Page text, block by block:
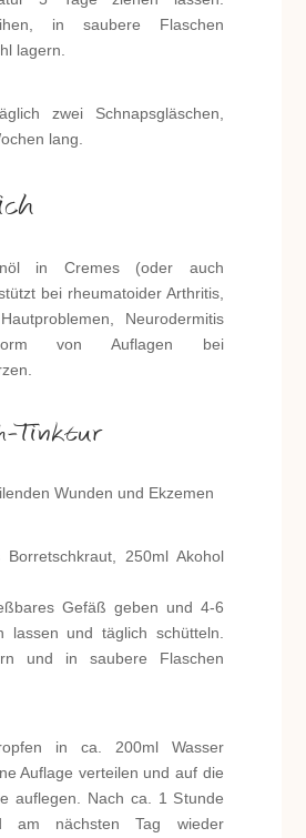
in saubere Flaschen
lagern.
zwei Schnapsgläschen,
lang.
in Cremes (oder auch
bei rheumatoider Arthritis,
Neurodermitis
von Auflagen bei
Tinktur
Wunden und Ekzemen
Borretschkraut, 250ml Akohol
Gefäß geben und 4-6
lassen und täglich schütteln.
und in saubere Flaschen
in ca. 200ml Wasser
Auflage verteilen und auf die
auflegen. Nach ca. 1 Stunde
am nächsten Tag wieder